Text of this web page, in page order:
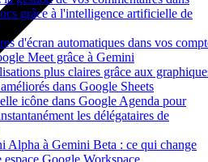
grâce à l'intelligence artificielle de
d'écran automatiques dans vos
Meet grâce à Gemini
plus claires grâce aux
dans Google Sheets
icône dans Google Agenda pour
les délégataires de
Alpha à Gemini Beta : ce qui change
espace Google Workspace